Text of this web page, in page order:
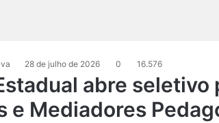
28 de julho de 2026 0 16.576
abre seletivo
e Mediadores